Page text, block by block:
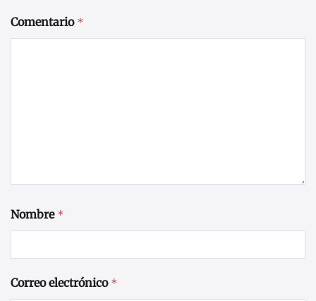
Comentario *
Nombre *
Correo electrónico *